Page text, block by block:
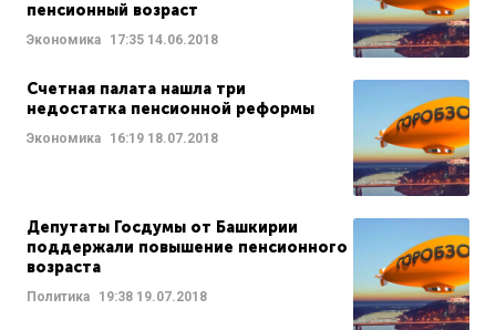
пенсионный возраст
Экономика 17:35 14.06.2018
Счетная палата нашла три
недостатка пенсионной реформы
Экономика 16:19 18.07.2018
Депутаты Госдумы от Башкирии
поддержали повышение пенсионного
возраста
Политика 19:38 19.07.2018